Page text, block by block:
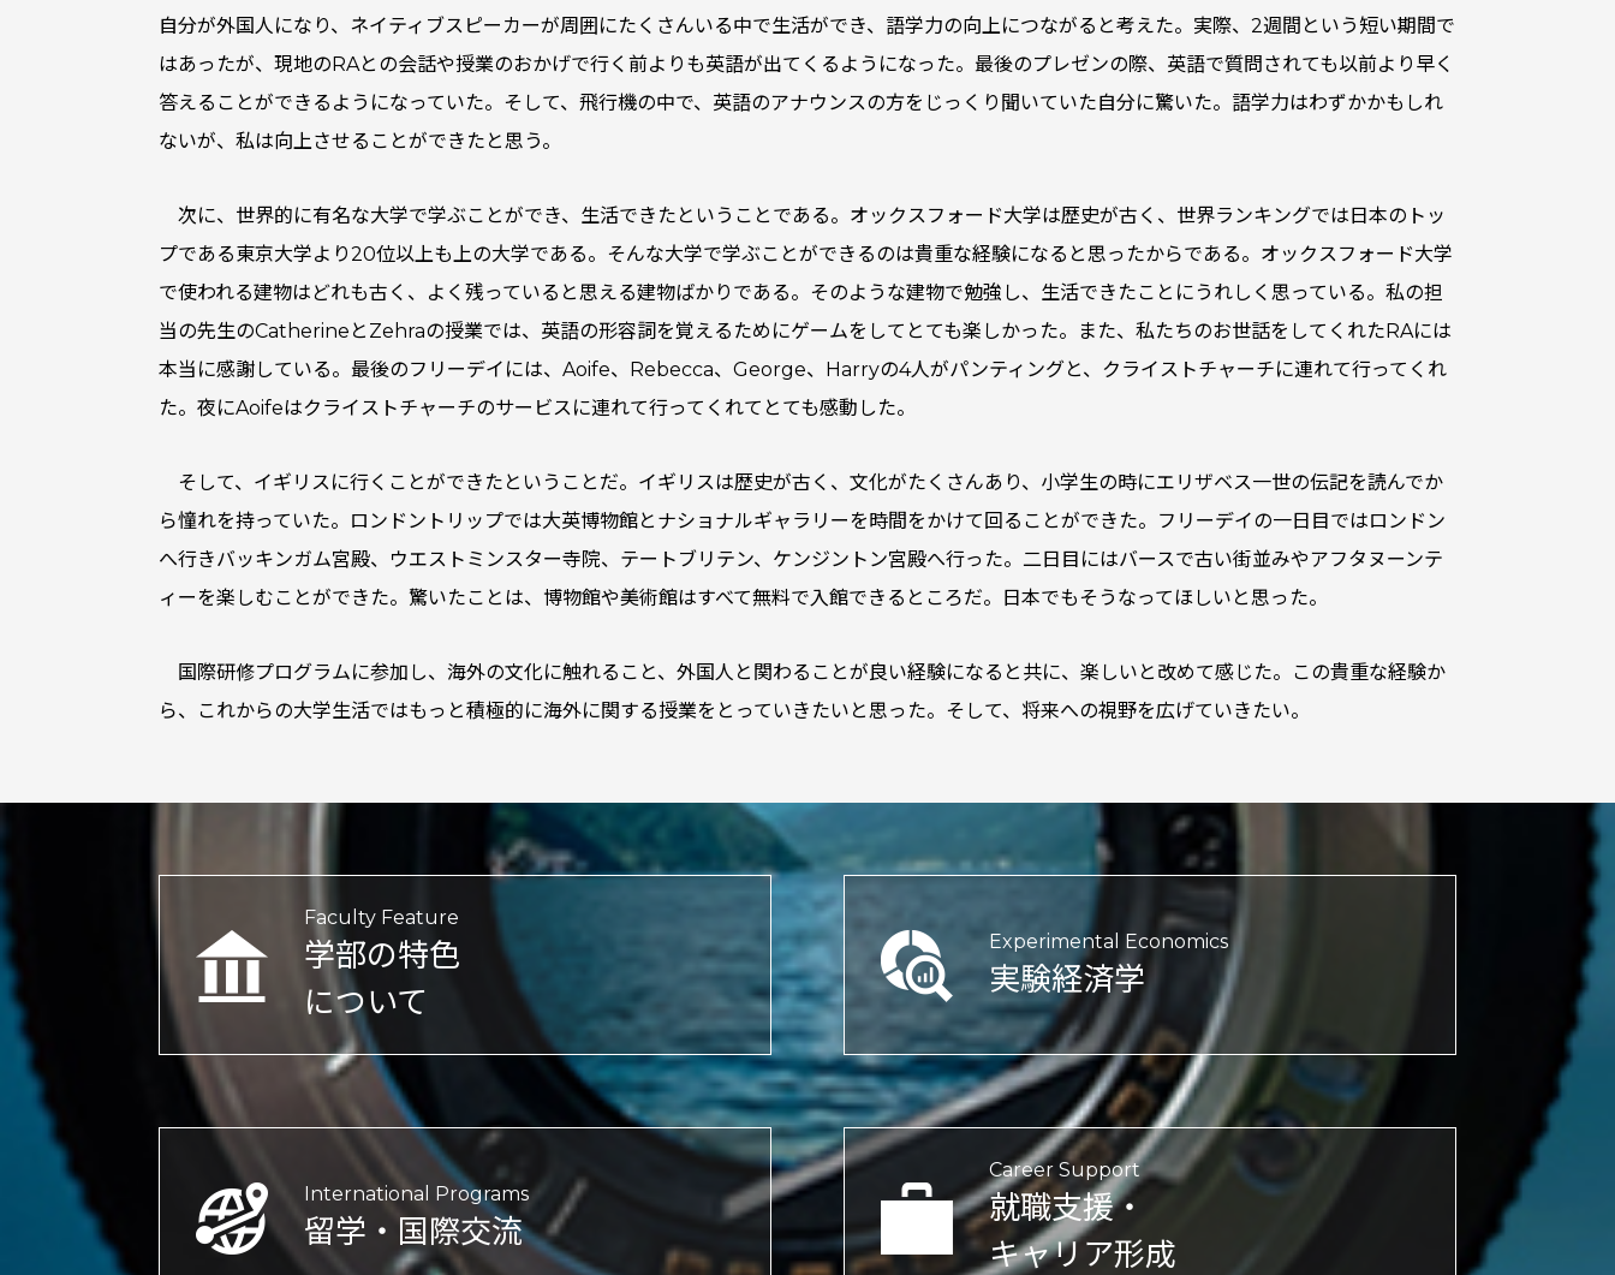
自分が外国人になり、ネイティブスピーカーが周囲にたくさんいる中で生活ができ、語学力の向上につながると考えた。実際、2週間という短い期間で
はあったが、現地のRAとの会話や授業のおかげで行く前よりも英語が出てくるようになった。最後のプレゼンの際、英語で質問されても以前より早く
答えることができるようになっていた。そして、飛行機の中で、英語のアナウンスの方をじっくり聞いていた自分に驚いた。語学力はわずかかもしれ
ないが、私は向上させることができたと思う。
次に、世界的に有名な大学で学ぶことができ、生活できたということである。オックスフォード大学は歴史が古く、世界ランキングでは日本のトッ
プである東京大学より20位以上も上の大学である。そんな大学で学ぶことができるのは貴重な経験になると思ったからである。オックスフォード大学
で使われる建物はどれも古く、よく残っていると思える建物ばかりである。そのような建物で勉強し、生活できたことにうれしく思っている。私の担
当の先生のCatherineとZehraの授業では、英語の形容詞を覚えるためにゲームをしてとても楽しかった。また、私たちのお世話をしてくれたRAには
本当に感謝している。最後のフリーデイには、Aoife、Rebecca、George、Harryの4人がパンティングと、クライストチャーチに連れて行ってくれ
た。夜にAoifeはクライストチャーチのサービスに連れて行ってくれてとても感動した。
そして、イギリスに行くことができたということだ。イギリスは歴史が古く、文化がたくさんあり、小学生の時にエリザベス一世の伝記を読んでか
ら憧れを持っていた。ロンドントリップでは大英博物館とナショナルギャラリーを時間をかけて回ることができた。フリーデイの一日目ではロンドン
へ行きバッキンガム宮殿、ウエストミンスター寺院、テートブリテン、ケンジントン宮殿へ行った。二日目にはバースで古い街並みやアフタヌーンテ
ィーを楽しむことができた。驚いたことは、博物館や美術館はすべて無料で入館できるところだ。日本でもそうなってほしいと思った。
国際研修プログラムに参加し、海外の文化に触れること、外国人と関わることが良い経験になると共に、楽しいと改めて感じた。この貴重な経験か
ら、これからの大学生活ではもっと積極的に海外に関する授業をとっていきたいと思った。そして、将来への視野を広げていきたい。
Faculty Feature
学部の特色
について
Experimental Economics
実験経済学
International Programs
留学・国際交流
Career Support
就職支援・
キャリア形成